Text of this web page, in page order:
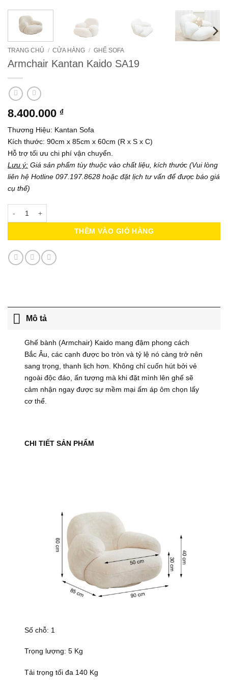
TRANG CHỦ / CỬA HÀNG / GHẾ SOFA
Armchair Kantan Kaido SA19
8.400.000 ₫
Thương Hiệu: Kantan Sofa
Kích thước: 90cm x 85cm x 60cm (R x S x C)
Hỗ trợ tối ưu chi phí vận chuyển.
Lưu ý: Giá sản phẩm tùy thuộc vào chất liệu, kích thước (Vui lòng
liên hệ Hotline 097.197.8628 hoặc đặt lịch tư vấn để được báo giá
cụ thể)
THÊM VÀO GIỎ HÀNG
Mô tả
Ghế bành (Armchair) Kaido mang đậm phong cách
Bắc Âu, các cạnh được bo tròn và tỷ lệ nó càng trở nên
sang trọng, thanh lịch hơn. Không chỉ cuốn hút bởi vẻ
ngoài độc đáo, ấn tượng mà khi đặt mình lên ghế sẽ
cảm nhận ngay được sự mềm mại ấm áp ôm chọn lấy
cơ thể.
CHI TIẾT SẢN PHẨM
Số chỗ: 1
Trọng lượng: 5 Kg
Tải trọng tối đa 140 Kg